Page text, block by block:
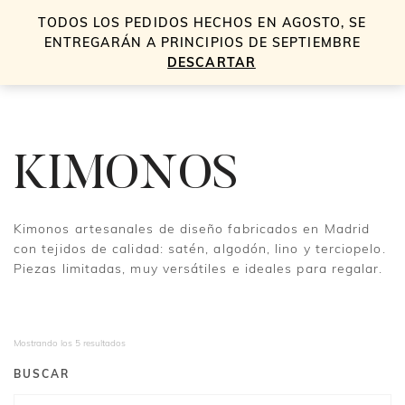
KIMONOS
Kimonos artesanales de diseño fabricados en Madrid
con tejidos de calidad: satén, algodón, lino y terciopelo.
Piezas limitadas, muy versátiles e ideales para regalar.
Mostrando los 5 resultados
BUSCAR
TODOS LOS PEDIDOS HECHOS EN AGOSTO, SE
ENTREGARÁN A PRINCIPIOS DE SEPTIEMBRE
DESCARTAR